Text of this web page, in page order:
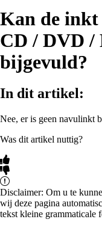
Kan de inkt
CD / DVD /
bijgevuld?
In dit artikel:
Nee, er is geen navulinkt
Was dit artikel nuttig?
Disclaimer: Om u te
wij deze pagina
tekst kleine grammaticale